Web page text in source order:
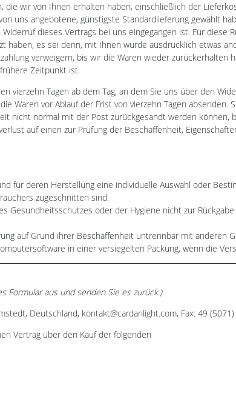
wir von Ihnen erhalten haben, einschließlich der
uns angebotene, günstigste Standardlieferung gewählt
dieses Vertrags bei uns eingegangen ist. Für diese
haben, es sei denn, mit Ihnen wurde ausdrücklich etwas
verweigern, bis wir die Waren wieder zurückerhalten
Zeitpunkt ist.
vierzehn Tagen ab dem Tag, an dem Sie uns über den
Waren vor Ablauf der Frist von vierzehn Tagen
nicht normal mit der Post zurückgesandt werden können,
auf einen zur Prüfung der Beschaffenheit,
für deren Herstellung eine individuelle Auswahl oder
zugeschnitten sind.
Gesundheitsschutzes oder der Hygiene nicht zur
auf Grund ihrer Beschaffenheit untrennbar mit anderen
in einer versiegelten Packung, wenn die
Formular aus und senden Sie es zurück.)
Deutschland, kontakt@cardanlight.com, Fax: 49
Vertrag über den Kauf der folgenden